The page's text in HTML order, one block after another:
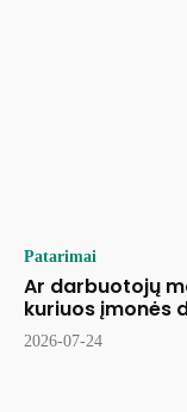
Patarimai
Ar darbuotojų
kuriuos įmonės
2026-07-24